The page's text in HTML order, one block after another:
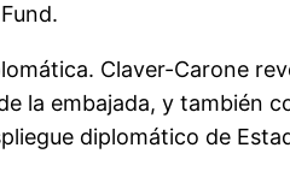
Claver-Carone
la embajada, y
diplomático de